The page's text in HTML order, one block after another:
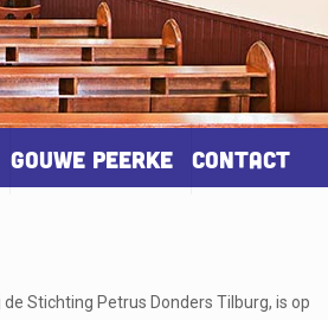
Gouwe Peerke Contact
Stichting Petrus Donders Tilburg, is op